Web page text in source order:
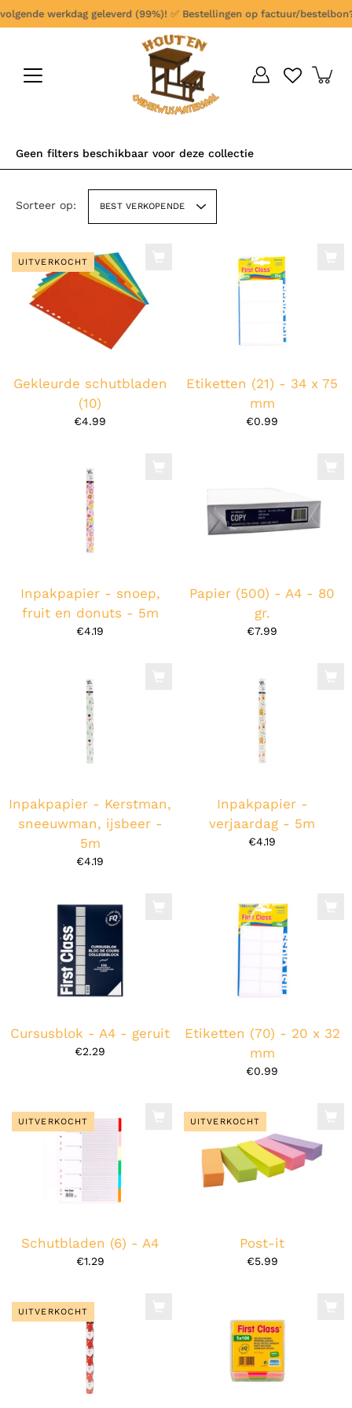
Ga
verder
werkdag geleverd (99%)!✅Bestellingen op factuur/bestelbon?
Geen filters beschikbaar voor deze collectie
Sorteer op: BEST VERKOPENDE
UITVERKOCHT
Gekleurde schutbladen
(10)
€4.99
Etiketten (21) - 34 x 75
mm
€0.99
Inpakpapier - snoep,
fruit en donuts - 5m
€4.19
Papier (500) - A4 - 80
gr.
€7.99
Inpakpapier - Kerstman,
sneeuwman, ijsbeer -
5m
€4.19
Inpakpapier -
verjaardag - 5m
€4.19
Cursusblok - A4 - geruit
€2.29
Etiketten (70) - 20 x 32
mm
€0.99
UITVERKOCHT
Schutbladen (6) - A4
€1.29
UITVERKOCHT
Post-it
€5.99
UITVERKOCHT